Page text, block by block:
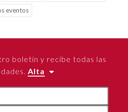
eventos
boletín y recibe todas las
Alta